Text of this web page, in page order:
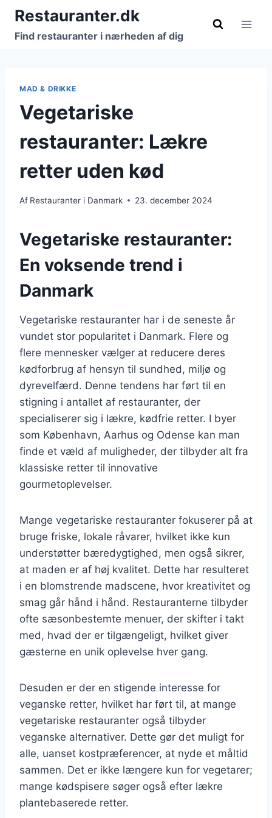
Fortsæt
indhold
Restauranter.dk
Find restauranter i nærheden af dig
MAD & DRIKKE
Vegetariske
restauranter: Lækre
retter uden kød
Af Restauranter i Danmark 23. december 2024
Vegetariske restauranter:
En voksende trend i
Danmark
Vegetariske restauranter har i de seneste år
vundet stor popularitet i Danmark. Flere og
flere mennesker vælger at reducere deres
kødforbrug af hensyn til sundhed, miljø og
dyrevelfærd. Denne tendens har ført til en
stigning i antallet af restauranter, der
specialiserer sig i lækre, kødfrie retter. I byer
som København, Aarhus og Odense kan man
finde et væld af muligheder, der tilbyder alt fra
klassiske retter til innovative
gourmetoplevelser.
Mange vegetariske restauranter fokuserer på at
bruge friske, lokale råvarer, hvilket ikke kun
understøtter bæredygtighed, men også sikrer,
at maden er af høj kvalitet. Dette har resulteret
i en blomstrende madscene, hvor kreativitet og
smag går hånd i hånd. Restauranterne tilbyder
ofte sæsonbestemte menuer, der skifter i takt
med, hvad der er tilgængeligt, hvilket giver
gæsterne en unik oplevelse hver gang.
Desuden er der en stigende interesse for
veganske retter, hvilket har ført til, at mange
vegetariske restauranter også tilbyder
veganske alternativer. Dette gør det muligt for
alle, uanset kostpræferencer, at nyde et måltid
sammen. Det er ikke længere kun for vegetarer;
mange kødspisere søger også efter lækre
plantebaserede retter.